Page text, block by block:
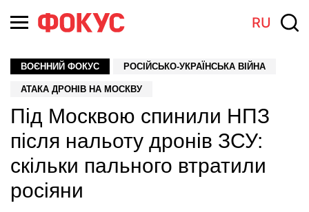
RU
ВОЄННИЙ ФОКУС РОСІЙСЬКО-УКРАЇНСЬКА ВІЙНА
АТАКА ДРОНІВ НА МОСКВУ
Під Москвою спинили НПЗ
після нальоту дронів ЗСУ:
скільки пального втратили
росіяни